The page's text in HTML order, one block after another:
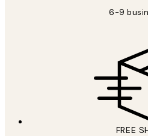
6-9
FREE